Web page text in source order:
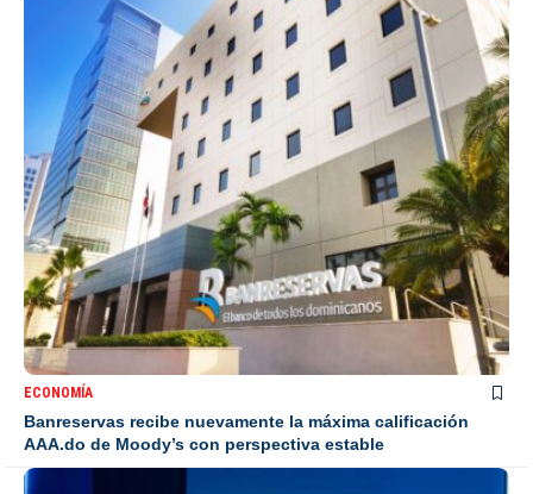
ECONOMÍA
Banreservas recibe nuevamente la máxima calificación
AAA.do de Moody’s con perspectiva estable